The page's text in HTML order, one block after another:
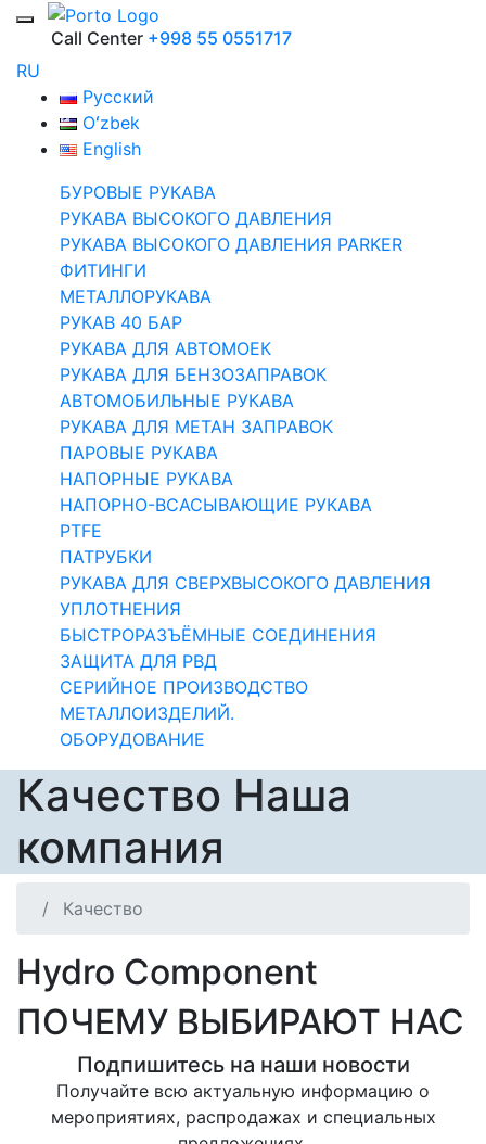
Call Center +998 55 0551717
RU
Русский
Oʻzbek
English
БУРОВЫЕ РУКАВА
РУКАВА ВЫСОКОГО ДАВЛЕНИЯ
РУКАВА ВЫСОКОГО ДАВЛЕНИЯ PARKER
ФИТИНГИ
МЕТАЛЛОРУКАВА
РУКАВ 40 БАР
РУКАВА ДЛЯ АВТОМОЕК
РУКАВА ДЛЯ БЕНЗОЗАПРАВОК
АВТОМОБИЛЬНЫЕ РУКАВА
РУКАВА ДЛЯ МЕТАН ЗАПРАВОК
ПАРОВЫЕ РУКАВА
НАПОРНЫЕ РУКАВА
НАПОРНО-ВСАСЫВАЮЩИЕ РУКАВА
PTFE
ПАТРУБКИ
РУКАВА ДЛЯ СВЕРХВЫСОКОГО ДАВЛЕНИЯ
УПЛОТНЕНИЯ
БЫСТРОРАЗЪЁМНЫЕ СОЕДИНЕНИЯ
ЗАЩИТА ДЛЯ РВД
СЕРИЙНОЕ ПРОИЗВОДСТВО
МЕТАЛЛОИЗДЕЛИЙ.
ОБОРУДОВАНИЕ
Качество Наша
компания
Качество
Hydro Component
ПОЧЕМУ ВЫБИРАЮТ НАС
Подпишитесь на наши новости
Получайте всю актуальную информацию о
мероприятиях, распродажах и специальных